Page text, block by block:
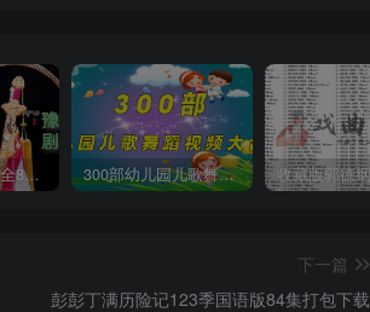
豫剧经典唱段大全850首mp3打包戏曲下载 300部幼儿园儿歌舞蹈视频大合集
下一篇
彭彭丁满历险记123季国语版84集打包下载